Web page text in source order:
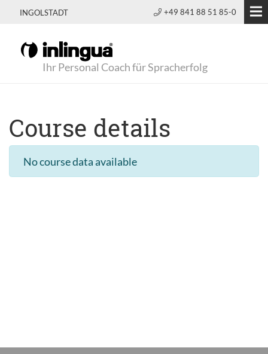
INGOLSTADT +49 841 88 51 85-0
Ihr Personal Coach für Spracherfolg
Course details
No course data available